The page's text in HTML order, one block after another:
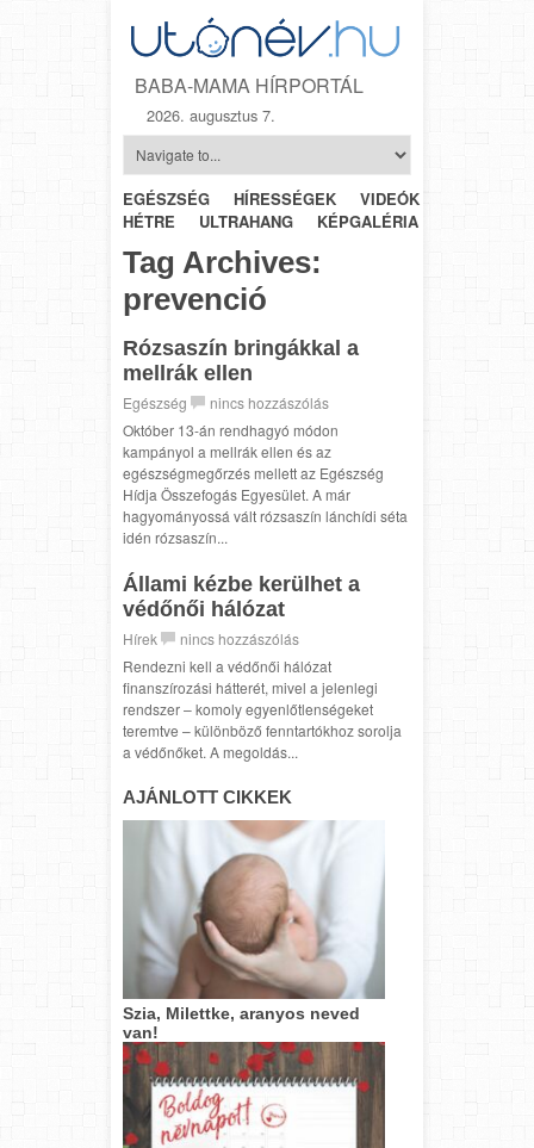
BABA-MAMA HÍRPORTÁL
2026. augusztus 7.
EGÉSZSÉG HÍRESSÉGEK VIDEÓK
HÉTRŐL-
HÉTRE
ULTRAHANG KÉPGALÉRIA
Tag Archives:
prevenció
Rózsaszín bringákkal a
mellrák ellen
Egészség
nincs hozzászólás
Október 13-án rendhagyó módon
kampányol a mellrák ellen és az
egészségmegőrzés mellett az Egészség
Hídja Összefogás Egyesület. A már
hagyományossá vált rózsaszín lánchídi séta
idén rózsaszín...
Állami kézbe kerülhet a
védőnői hálózat
Hírek
nincs hozzászólás
Rendezni kell a védőnői hálózat
finanszírozási hátterét, mivel a jelenlegi
rendszer – komoly egyenlőtlenségeket
teremtve – különböző fenntartókhoz sorolja
a védőnőket. A megoldás...
AJÁNLOTT CIKKEK
Szia, Milettke, aranyos neved
van!